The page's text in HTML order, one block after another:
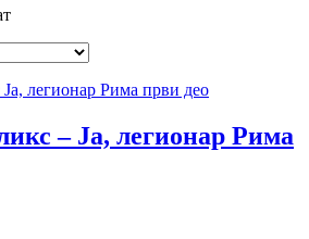
– Ја, легионар Рима